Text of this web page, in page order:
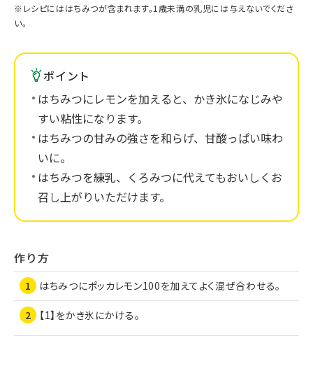
※レシピにははちみつが含まれます。1歳未満の乳児には与えないでくださ
い。
ポイント
はちみつにレモンを加えると、かき氷になじみや
すい粘性になります。
はちみつの甘みの強さを和らげ、甘酸っぱい味わ
いに。
はちみつを練乳、くろみつに代えてもおいしくお
召し上がりいただけます。
作り方
はちみつにポッカレモン100を加えてよく混ぜ合わせる。
【1】をかき氷にかける。